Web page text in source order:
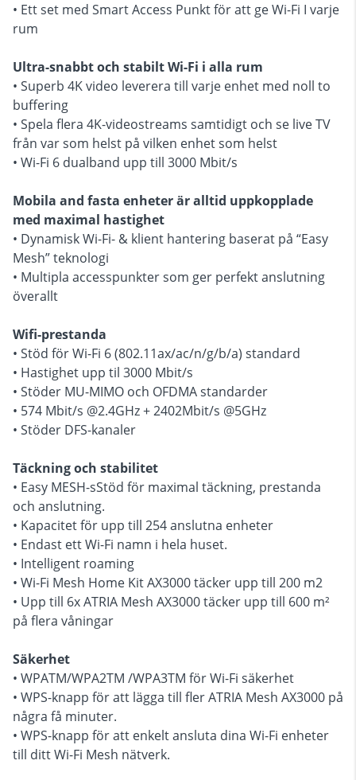
• Ett set med Smart Access Punkt för att ge Wi-Fi I varje
rum
Ultra-snabbt och stabilt Wi-Fi i alla rum
• Superb 4K video leverera till varje enhet med noll to
buffering
• Spela flera 4K-videostreams samtidigt och se live TV
från var som helst på vilken enhet som helst
• Wi-Fi 6 dualband upp till 3000 Mbit/s
Mobila and fasta enheter är alltid uppkopplade
med maximal hastighet
• Dynamisk Wi-Fi- & klient hantering baserat på “Easy
Mesh” teknologi
• Multipla accesspunkter som ger perfekt anslutning
överallt
Wifi-prestanda
• Stöd för Wi-Fi 6 (802.11ax/ac/n/g/b/a) standard
• Hastighet upp til 3000 Mbit/s
• Stöder MU-MIMO och OFDMA standarder
• 574 Mbit/s @2.4GHz + 2402Mbit/s @5GHz
• Stöder DFS-kanaler
Täckning och stabilitet
• Easy MESH-sStöd för maximal täckning, prestanda
och anslutning.
• Kapacitet för upp till 254 anslutna enheter
• Endast ett Wi-Fi namn i hela huset.
• Intelligent roaming
• Wi-Fi Mesh Home Kit AX3000 täcker upp till 200 m2
• Upp till 6x ATRIA Mesh AX3000 täcker upp till 600 m²
på flera våningar
Säkerhet
• WPATM/WPA2TM /WPA3TM för Wi-Fi säkerhet
• WPS-knapp för att lägga till fler ATRIA Mesh AX3000 på
några få minuter.
• WPS-knapp för att enkelt ansluta dina Wi-Fi enheter
till ditt Wi-Fi Mesh nätverk.